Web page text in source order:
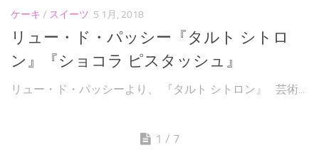
ケーキ / スイーツ 5 1月, 2018
リュー・ド・パッシー『タルト シトロ
ン』『ショコラ ピスタッシュ』
リュー・ド・パッシーより、 『タルト シトロン』 芸術...
1 / 7